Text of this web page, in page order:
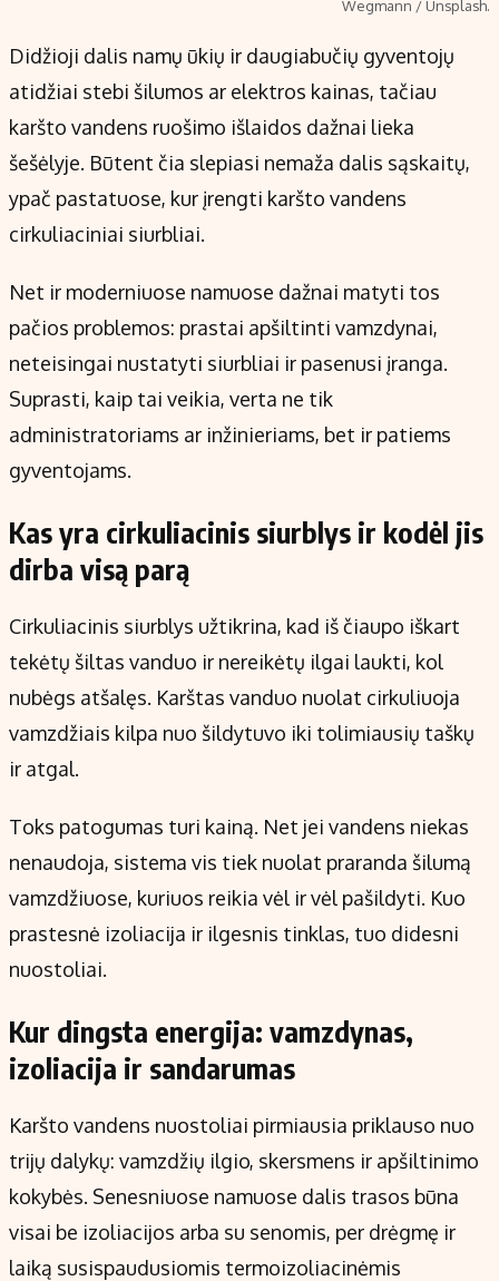
Wegmann / Unsplash.
Didžioji dalis namų ūkių ir daugiabučių gyventojų
atidžiai stebi šilumos ar elektros kainas, tačiau
karšto vandens ruošimo išlaidos dažnai lieka
šešėlyje. Būtent čia slepiasi nemaža dalis sąskaitų,
ypač pastatuose, kur įrengti karšto vandens
cirkuliaciniai siurbliai.
Net ir moderniuose namuose dažnai matyti tos
pačios problemos: prastai apšiltinti vamzdynai,
neteisingai nustatyti siurbliai ir pasenusi įranga.
Suprasti, kaip tai veikia, verta ne tik
administratoriams ar inžinieriams, bet ir patiems
gyventojams.
Kas yra cirkuliacinis siurblys ir kodėl jis
dirba visą parą
Cirkuliacinis siurblys užtikrina, kad iš čiaupo iškart
tekėtų šiltas vanduo ir nereikėtų ilgai laukti, kol
nubėgs atšalęs. Karštas vanduo nuolat cirkuliuoja
vamzdžiais kilpa nuo šildytuvo iki tolimiausių taškų
ir atgal.
Toks patogumas turi kainą. Net jei vandens niekas
nenaudoja, sistema vis tiek nuolat praranda šilumą
vamzdžiuose, kuriuos reikia vėl ir vėl pašildyti. Kuo
prastesnė izoliacija ir ilgesnis tinklas, tuo didesni
nuostoliai.
Kur dingsta energija: vamzdynas,
izoliacija ir sandarumas
Karšto vandens nuostoliai pirmiausia priklauso nuo
trijų dalykų: vamzdžių ilgio, skersmens ir apšiltinimo
kokybės. Senesniuose namuose dalis trasos būna
visai be izoliacijos arba su senomis, per drėgmę ir
laiką susispaudusiomis termoizoliacinėmis